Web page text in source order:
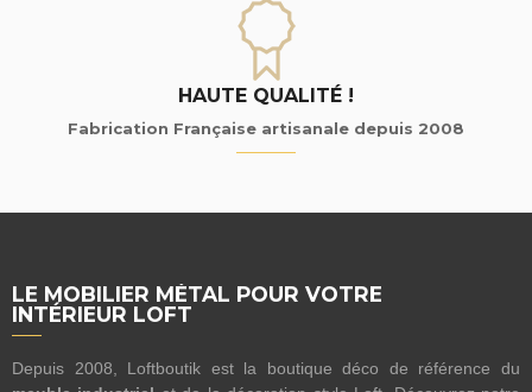
HAUTE QUALITÉ !
Fabrication Française artisanale depuis 2008
LE MOBILIER MÉTAL POUR VOTRE
INTÉRIEUR LOFT
Depuis 2008, Loftboutik est la boutique déco de référence du